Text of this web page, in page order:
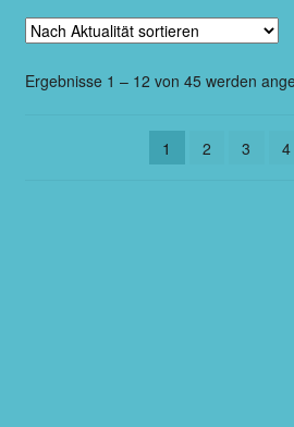
Ergebnisse 1 – 12 von 45 werden
1 2 3 4